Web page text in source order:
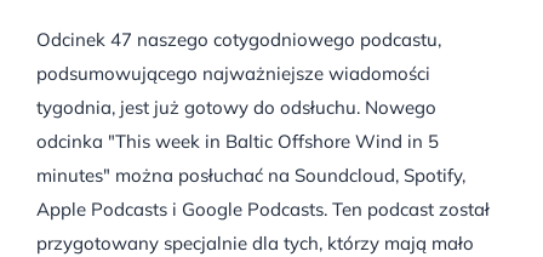
Odcinek 47 naszego cotygodniowego podcastu,
podsumowującego najważniejsze wiadomości
tygodnia, jest już gotowy do odsłuchu. Nowego
odcinka "This week in Baltic Offshore Wind in 5
minutes" można posłuchać na Soundcloud, Spotify,
Apple Podcasts i Google Podcasts. Ten podcast został
przygotowany specjalnie dla tych, którzy mają mało